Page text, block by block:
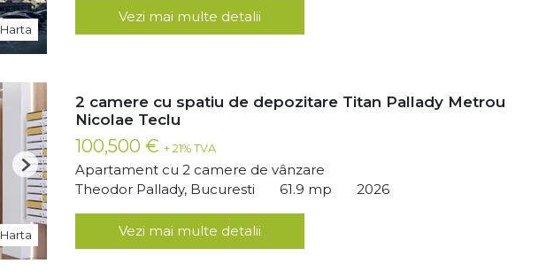
Harta
Vezi mai multe detalii
Harta
Next
2 camere cu spatiu de depozitare Titan Pallady Metrou
Nicolae Teclu
100,500 € + 21% TVA
Apartament cu 2 camere de vânzare
Theodor Pallady, Bucuresti
61.9 mp 2026
Vezi mai multe detalii